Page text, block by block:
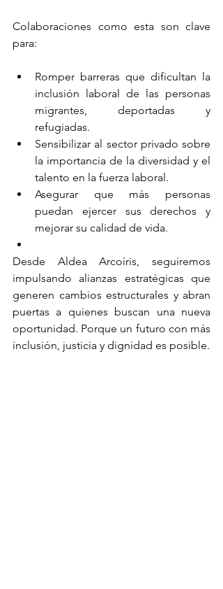
Colaboraciones como esta son clave
para:
Romper barreras que dificultan la
inclusión laboral de las personas
migrantes, deportadas y
refugiadas.
Sensibilizar al sector privado sobre
la importancia de la diversidad y el
talento en la fuerza laboral.
Asegurar que más personas
puedan ejercer sus derechos y
mejorar su calidad de vida.
Desde Aldea Arcoíris, seguiremos
impulsando alianzas estratégicas que
generen cambios estructurales y abran
puertas a quienes buscan una nueva
oportunidad. Porque un futuro con más
inclusión, justicia y dignidad es posible.